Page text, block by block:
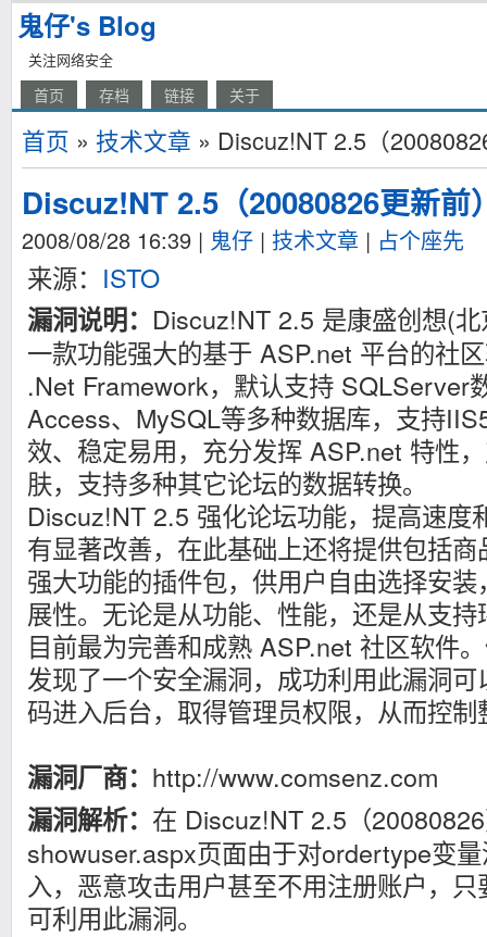
鬼仔's Blog
关注网络安全
首页 存档 链接 关于
首页 » 技术文章 » Discuz!NT 2.5（
Discuz!NT 2.5（20080826更新前
2008/08/28 16:39 | 鬼仔 | 技术文章 | 占个座先
来源： ISTO
漏洞说明： Discuz!NT 2.5 是康盛创想(
一款功能强大的基于 ASP.net 平台的社
.Net Framework，默认支持 SQLServer
Access、MySQL等多种数据库，支持
效、稳定易用，充分发挥 ASP.net 特性
肤，支持多种其它论坛的数据转换。
Discuz!NT 2.5 强化论坛功能，提高速度
有显著改善，在此基础上还将提供包括
强大功能的插件包，供用户自由选择安
展性。无论是从功能、性能，还是从支
目前最为完善和成熟 ASP.net 社区软件
发现了一个安全漏洞，成功利用此漏洞
码进入后台，取得管理员权限，从而控制
漏洞厂商： http://www.comsenz.com
漏洞解析： 在 Discuz!NT 2.5（
showuser.aspx页面由于对ordertype变
入，恶意攻击用户甚至不用注册账户，
可利用此漏洞。